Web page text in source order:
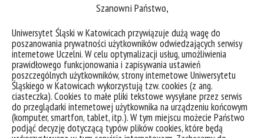
Szanowni Państwo,
Uniwersytet Śląski w Katowicach przywiązuje dużą wagę do
poszanowania prywatności użytkowników odwiedzających serwisy
internetowe Uczelni. W celu optymalizacji usług, umożliwienia
prawidłowego funkcjonowania i zapisywania ustawień
poszczególnych użytkowników, strony internetowe Uniwersytetu
Śląskiego w Katowicach wykorzystują tzw. cookies (z ang.
ciasteczka). Cookies to małe pliki tekstowe wysyłane przez serwis
do przeglądarki internetowej użytkownika na urządzeniu końcowym
(komputer, smartfon, tablet, itp.). W tym miejscu możecie Państwo
podjąć decyzję dotyczącą typów plików cookies, które będą
publication.
0847